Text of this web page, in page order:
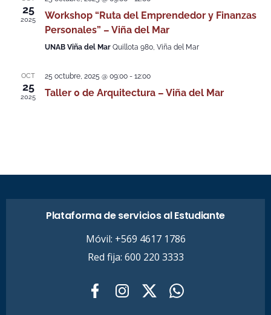
25
2025
Workshop “Ruta del Emprendedor y Finanzas
Personales” – Viña del Mar
UNAB Viña del Mar Quillota 980, Viña del Mar
OCT
25
2025
25 octubre, 2025 @ 09:00- 12:00
Taller 0 de Arquitectura – Viña del Mar